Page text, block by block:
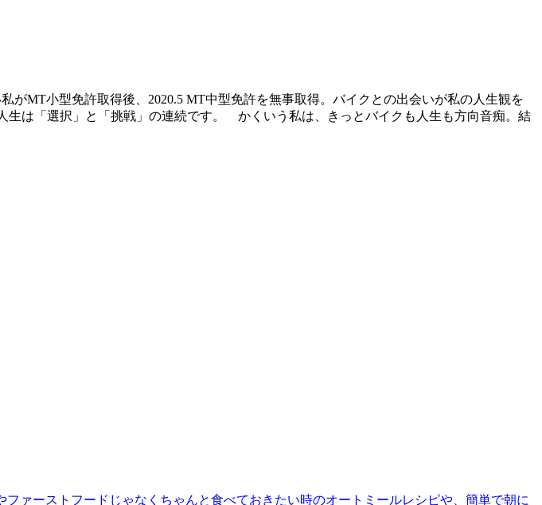
MT小型免許取得後、2020.5 MT中型免許を無事取得。バイクとの出会いが私の人生観を
生は「選択」と「挑戦」の連続です。 かくいう私は、きっとバイクも人生も方向音痴。結
ァーストフードじゃなくちゃんと食べておきたい時のオートミールレシピや、簡単で朝に